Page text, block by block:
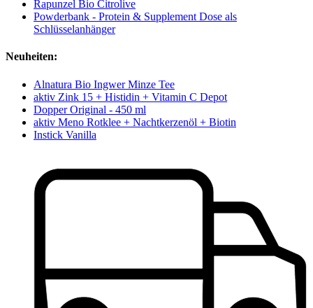
Rapunzel Bio Citrolive
Powderbank - Protein & Supplement Dose als
Schlüsselanhänger
Neuheiten:
Alnatura Bio Ingwer Minze Tee
aktiv Zink 15 + Histidin + Vitamin C Depot
Dopper Original - 450 ml
aktiv Meno Rotklee + Nachtkerzenöl + Biotin
Instick Vanilla